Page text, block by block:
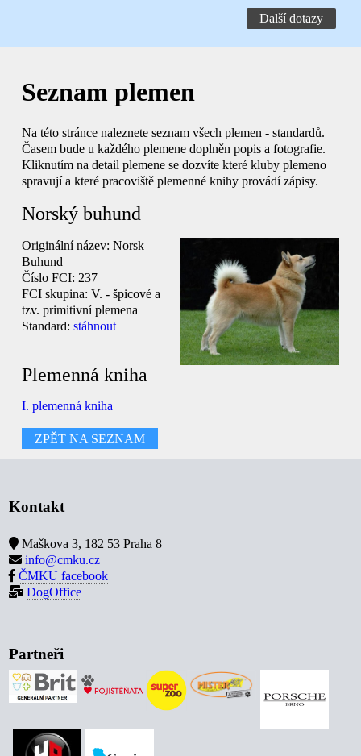
Další dotazy
Seznam plemen
Na této stránce naleznete seznam všech plemen - standardů.
Časem bude u každého plemene doplněn popis a fotografie.
Kliknutím na detail plemene se dozvíte které kluby plemeno
spravují a které pracoviště plemenné knihy provádí zápisy.
Norský buhund
Originální název: Norsk
Buhund
Číslo FCI: 237
FCI skupina: V. - špicové a
tzv. primitivní plemena
Standard: stáhnout
Plemenná kniha
I. plemenná kniha
ZPĚT NA SEZNAM
Kontakt
Maškova 3, 182 53 Praha 8
info@cmku.cz
ČMKU facebook
DogOffice
Partneři